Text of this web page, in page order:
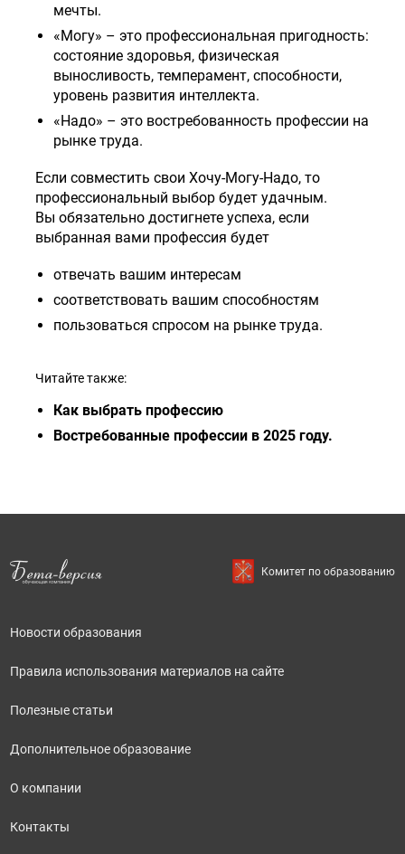
мечты.
«Могу» – это профессиональная пригодность:
состояние здоровья, физическая
выносливость, темперамент, способности,
уровень развития интеллекта.
«Надо» – это востребованность профессии на
рынке труда.
Если совместить свои Хочу-Могу-Надо, то
профессиональный выбор будет удачным.
Вы обязательно достигнете успеха, если
выбранная вами профессия будет
отвечать вашим интересам
соответствовать вашим способностям
пользоваться спросом на рынке труда.
Читайте также:
Как выбрать профессию
Востребованные профессии в 2025 году.
Комитет по образованию
Новости образования
Правила использования материалов на сайте
Полезные статьи
Дополнительное образование
О компании
Контакты